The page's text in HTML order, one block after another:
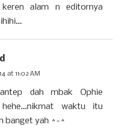
alam n editornya
at 11:02 AM
dah mbak Ophie
waktu itu
banget yah ^-^